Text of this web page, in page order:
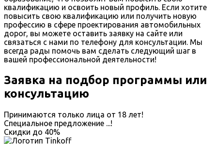
квалификацию и освоить новый профиль. Если хотите
повысить свою квалификацию или получить новую
профессию в сфере проектирования автомобильных
дорог, вы можете оставить заявку на сайте или
связаться с нами по телефону для консультации. Мы
всегда рады помочь вам сделать следующий шаг в
вашей профессиональной деятельности!
Заявка на подбор программы или
консультацию
Принимаются только лица от 18 лет!
Специальное предложение ...!
Скидки до 40%